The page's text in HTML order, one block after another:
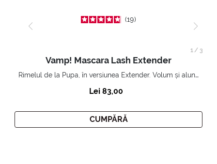
19
Vamp! Mascara Lash Extender
Rimelul de la Pupa, în versiunea Extender. Volum și alungire 3D. Gene amplificate și ridicate la infinit.
Lei 83,00
CUMPĂRĂ
1/ 3